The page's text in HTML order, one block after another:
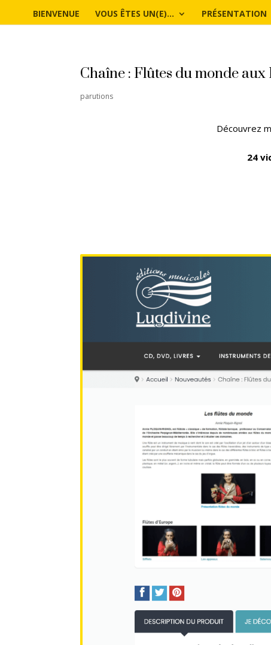
BIENVENUE VOUS ÊTES UN(E)… PRÉSENTATION
Chaîne : Flûtes du monde
parutions
Découvrez
24